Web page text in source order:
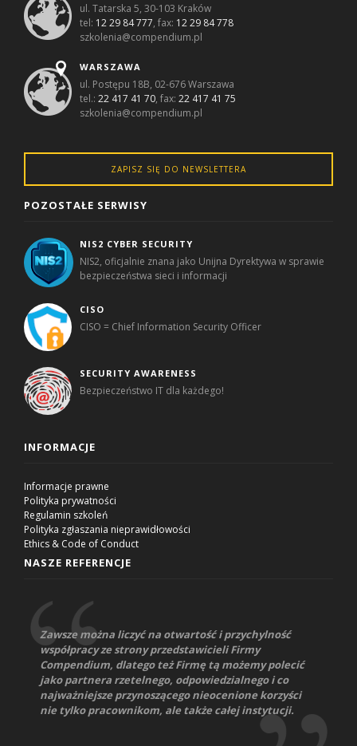
ul. Tatarska 5, 30-103 Kraków
tel: 12 29 84 777, fax: 12 29 84 778
szkolenia@compendium.pl
WARSZAWA
ul. Postępu 18B, 02-676 Warszawa
tel.:22 417 41 70, fax:22 417 41 75
szkolenia@compendium.pl
ZAPISZ SIĘ DO NEWSLETTERA
POZOSTAŁE SERWISY
NIS2 CYBER SECURITY
NIS2, oficjalnie znana jako Unijna Dyrektywa w sprawie
bezpieczeństwa sieci i informacji
CISO
CISO = Chief Information Security Officer
SECURITY AWARENESS
Bezpieczeństwo IT dla każdego!
INFORMACJE
Informacje prawne
Polityka prywatności
Regulamin szkoleń
Polityka zgłaszania nieprawidłowości
Ethics & Code of Conduct
NASZE REFERENCJE
Zawsze można liczyć na otwartość i przychylność
współpracy ze strony przedstawicieli Firmy
Compendium, dlatego też Firmę tą możemy polecić
jako partnera rzetelnego, odpowiedzialnego i co
najważniejsze przynoszącego nieocenione korzyści
nie tylko pracownikom, ale także całej instytucji.